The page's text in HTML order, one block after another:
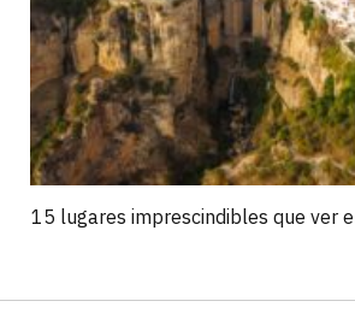
15 lugares imprescindibles que ver